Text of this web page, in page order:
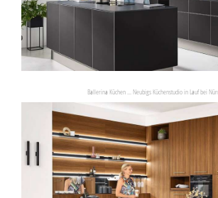
Ballerina Küchen ... Neubigs Küchenstudio in Lauf bei